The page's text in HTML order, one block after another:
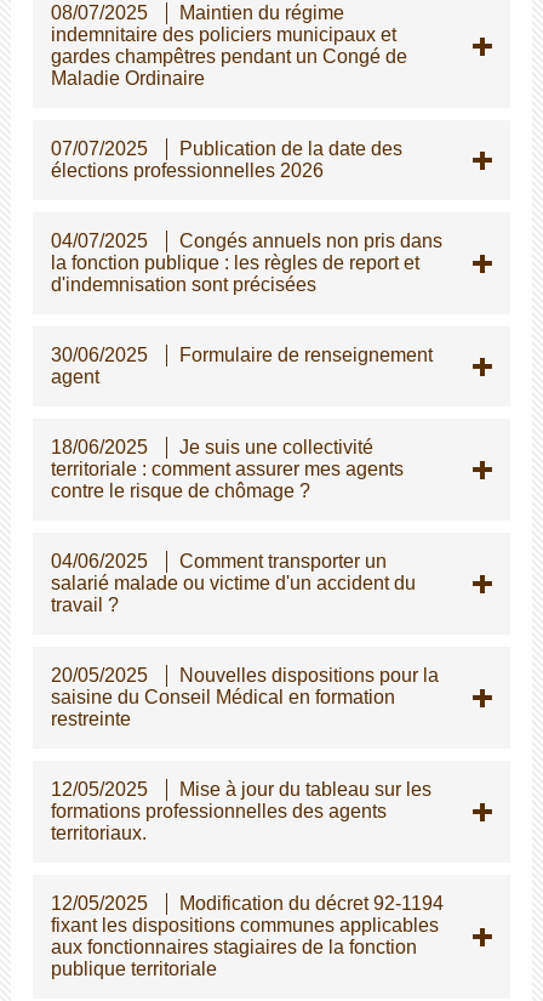
08/07/2025
Maintien du régime
indemnitaire des policiers municipaux et
gardes champêtres pendant un Congé de
Maladie Ordinaire
07/07/2025
Publication de la date des
élections professionnelles 2026
04/07/2025
Congés annuels non pris dans
la fonction publique : les règles de report et
d'indemnisation sont précisées
30/06/2025
Formulaire de renseignement
agent
18/06/2025
Je suis une collectivité
territoriale : comment assurer mes agents
contre le risque de chômage ?
04/06/2025
Comment transporter un
salarié malade ou victime d'un accident du
travail ?
20/05/2025
Nouvelles dispositions pour la
saisine du Conseil Médical en formation
restreinte
12/05/2025
Mise à jour du tableau sur les
formations professionnelles des agents
territoriaux.
12/05/2025
Modification du décret 92-1194
fixant les dispositions communes applicables
aux fonctionnaires stagiaires de la fonction
publique territoriale